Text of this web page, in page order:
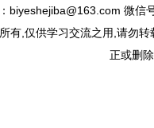
biyeshejiba@163.com 微
有,仅供学习交流之用,请勿
正或删